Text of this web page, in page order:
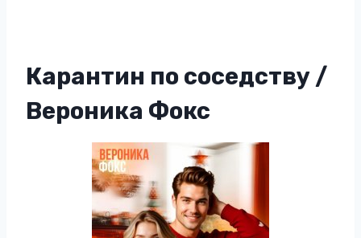
Карантин по соседству /
Вероника Фокс